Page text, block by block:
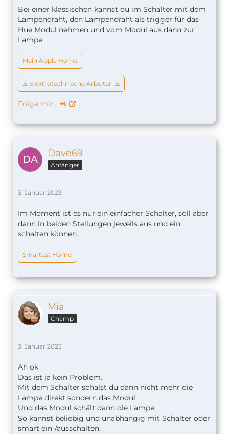
Bei einer klassischen kannst du im Schalter mit dem
Lampendraht, den Lampendraht als trigger für das
Hue Modul nehmen und vom Modul aus dann zur
Lampe.
Mein Apple Home
⚠️ elektrotechnische Arbeiten ⚠️
Folge mir… 📲
Dave69
Anfänger
3. Januar 2023
Im Moment ist es nur ein einfacher Schalter, soll aber
dann in beiden Stellungen jeweils aus und ein
schalten können.
Smartest Home
Mia
Champ
3. Januar 2023
Ah ok
Das ist ja kein Problem.
Mit dem Schalter schälst du dann nicht mehr die
Lampe direkt sondern das Modul.
Und das Modul schält dann die Lampe.
So kannst beliebig und unabhängig mit Schalter oder
smart ein-/ausschalten.